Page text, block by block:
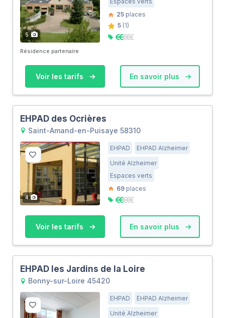
5
25 places
5 (1)
Résidence partenaire
Voir les tarifs En savoir plus
EHPAD des Ocrières
Saint-Amand-en-Puisaye 58310
4
EHPAD
EHPAD Alzheimer
Unité Alzheimer
Espaces verts
69 places
Voir les tarifs En savoir plus
EHPAD les Jardins de la Loire
Bonny-sur-Loire 45420
EHPAD
EHPAD Alzheimer
Unité Alzheimer